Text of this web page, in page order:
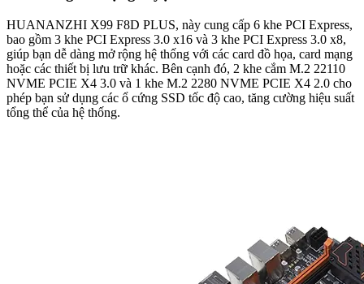
HUANANZHI X99 F8D PLUS, này cung cấp 6 khe PCI Express,
bao gồm 3 khe PCI Express 3.0 x16 và 3 khe PCI Express 3.0 x8,
giúp bạn dễ dàng mở rộng hệ thống với các card đồ họa, card mạng
hoặc các thiết bị lưu trữ khác. Bên cạnh đó, 2 khe cắm M.2 22110
NVME PCIE X4 3.0 và 1 khe M.2 2280 NVME PCIE X4 2.0 cho
phép bạn sử dụng các ổ cứng SSD tốc độ cao, tăng cường hiệu suất
tổng thể của hệ thống.